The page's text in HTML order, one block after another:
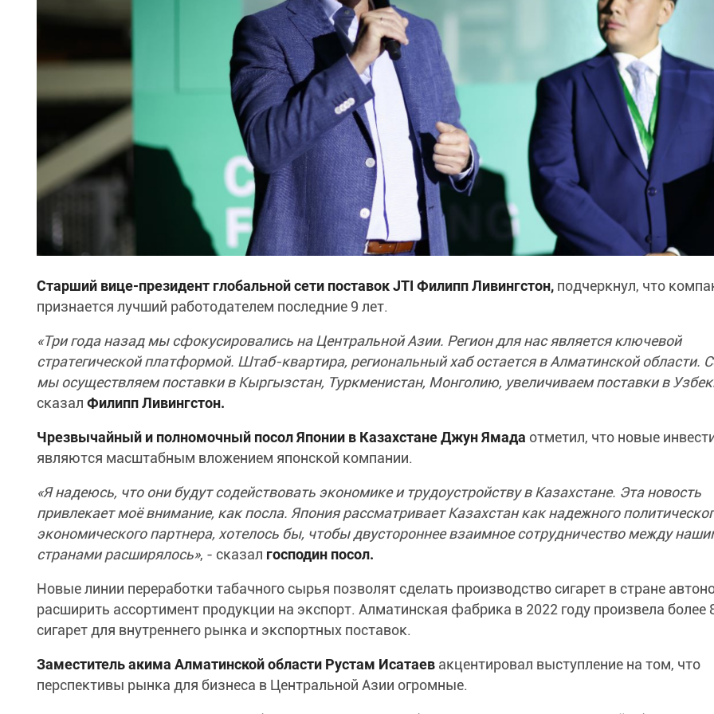
Старший вице-президент глобальной сети поставок JTI Филипп Ливингстон, подчеркнул, что
признается лучший работодателем последние 9 лет.
«Три года назад мы сфокусировались на Центральной Азии. Регион для нас является ключевой
стратегической платформой. Штаб-квартира, региональный хаб остается в Алматинской области.
мы осуществляем поставки в Кыргызстан, Туркменистан, Монголию, увеличиваем поставки в
сказал Филипп Ливингстон.
Чрезвычайный и полномочный посол Японии в Казахстане Джун Ямада отметил, что новые
являются масштабным вложением японской компании.
«Я надеюсь, что они будут содействовать экономике и трудоустройству в Казахстане. Эта новость
привлекает моё внимание, как посла. Япония рассматривает Казахстан как надежного
экономического партнера, хотелось бы, чтобы двустороннее взаимное сотрудничество между
странами расширялось», - сказал господин посол.
Новые линии переработки табачного сырья позволят сделать производство сигарет в стране
расширить ассортимент продукции на экспорт. Алматинская фабрика в 2022 году произвела более
сигарет для внутреннего рынка и экспортных поставок.
Заместитель акима Алматинской области Рустам Исатаев акцентировал выступление на том, что
перспективы рынка для бизнеса в Центральной Азии огромные.